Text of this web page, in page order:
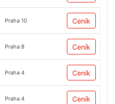
Praha 10 Ceník
Praha 8 Ceník
Praha 4 Ceník
Praha 4 Ceník